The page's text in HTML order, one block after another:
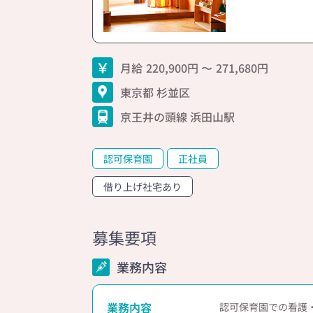
月給 220,900
271,680
東京都 杉並区
京王井の頭線 浜田山駅
認可保育園
正社員
借り上げ社宅あり
募集要項
業務内容
業務内容
認可保育園での看護